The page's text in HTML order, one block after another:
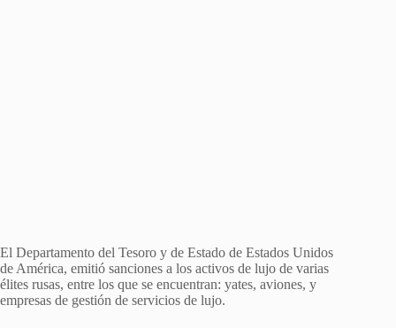
El Departamento del Tesoro y de Estado de Estados Unidos
de América, emitió sanciones a los activos de lujo de varias
élites rusas, entre los que se encuentran: yates, aviones, y
empresas de gestión de servicios de lujo.